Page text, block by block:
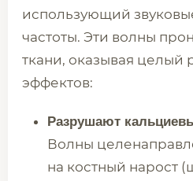
использующий
частоты. Эти волны
ткани, оказывая целый
эффектов:
Разрушают
Волны
на костный нарост